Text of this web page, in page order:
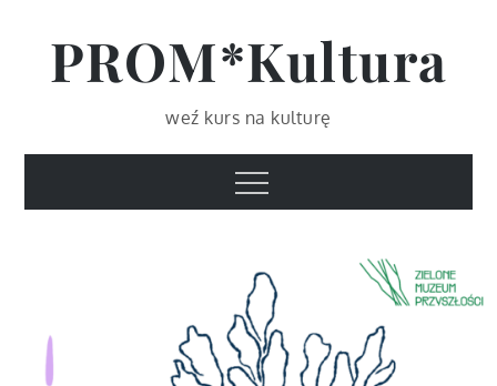
contentPROM*Kultura
weź kurs na kulturę
Menu